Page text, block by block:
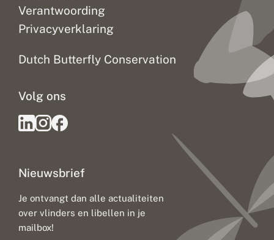
Verantwoording
Privacyverklaring
Dutch Butterfly Conservation
Nieuwsbrief
Je ontvangt dan alle actualiteiten
over vlinders en libellen in je
mailbox!
Volg ons